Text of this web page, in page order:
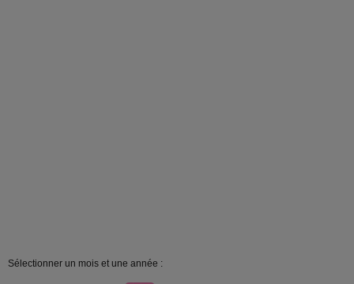
Sélectionner un mois et une année :